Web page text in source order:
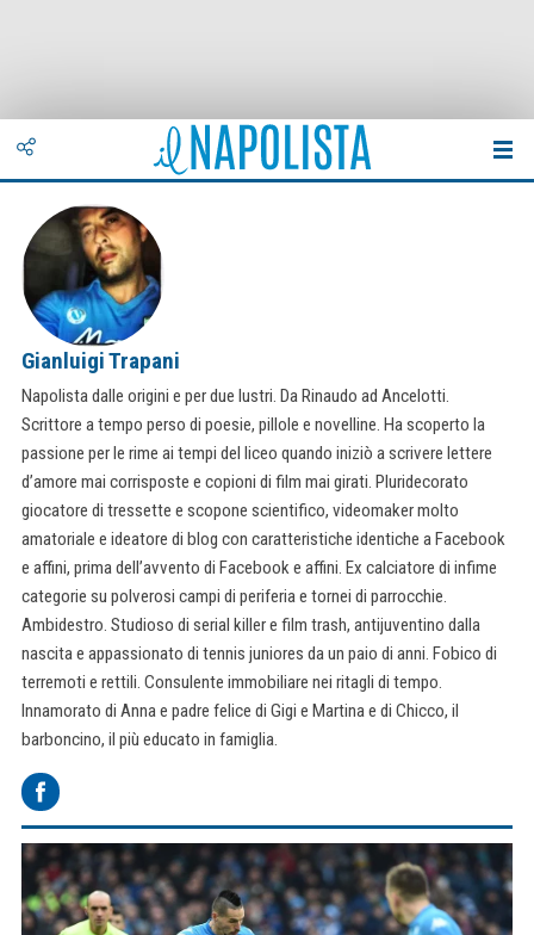
Gianluigi Trapani
Napolista dalle origini e per due lustri. Da Rinaudo ad Ancelotti.
Scrittore a tempo perso di poesie, pillole e novelline. Ha scoperto la
passione per le rime ai tempi del liceo quando iniziò a scrivere lettere
d’amore mai corrisposte e copioni di film mai girati. Pluridecorato
giocatore di tressette e scopone scientifico, videomaker molto
amatoriale e ideatore di blog con caratteristiche identiche a Facebook
e affini, prima dell’avvento di Facebook e affini. Ex calciatore di infime
categorie su polverosi campi di periferia e tornei di parrocchie.
Ambidestro. Studioso di serial killer e film trash, antijuventino dalla
nascita e appassionato di tennis juniores da un paio di anni. Fobico di
terremoti e rettili. Consulente immobiliare nei ritagli di tempo.
Innamorato di Anna e padre felice di Gigi e Martina e di Chicco, il
barboncino, il più educato in famiglia.